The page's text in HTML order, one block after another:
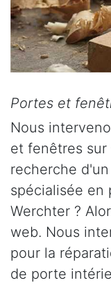
Portes et
Nous
et fenêtres sur
recherche
spécialisée
Werchter ?
web. Nous
pour la
de porte